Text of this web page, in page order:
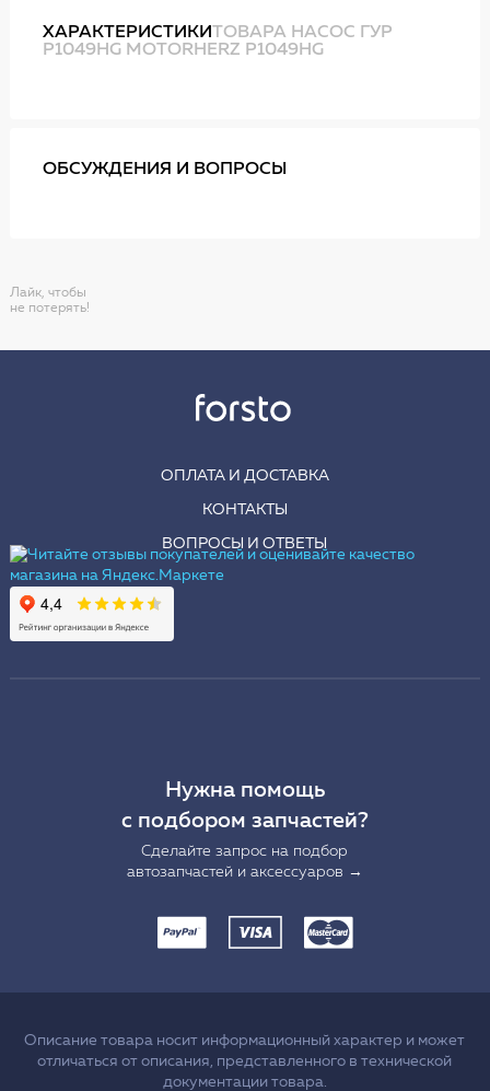
ХАРАКТЕРИСТИКИТОВАРА НАСОС ГУР
P1049HG MOTORHERZ P1049HG
ОБСУЖДЕНИЯ И ВОПРОСЫ
Лайк, чтобы
не потерять!
ОПЛАТА И ДОСТАВКА
КОНТАКТЫ
ВОПРОСЫ И ОТВЕТЫ
Нужна помощь
с подбором запчастей?
Сделайте запрос на подбор
автозапчастей и аксессуаров →
Описание товара носит информационный характер и может
отличаться от описания, представленного в технической
документации товара.